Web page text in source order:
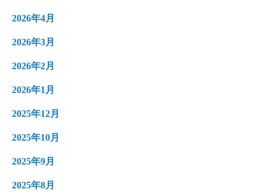
2026年4月
2026年3月
2026年2月
2026年1月
2025年12月
2025年10月
2025年9月
2025年8月